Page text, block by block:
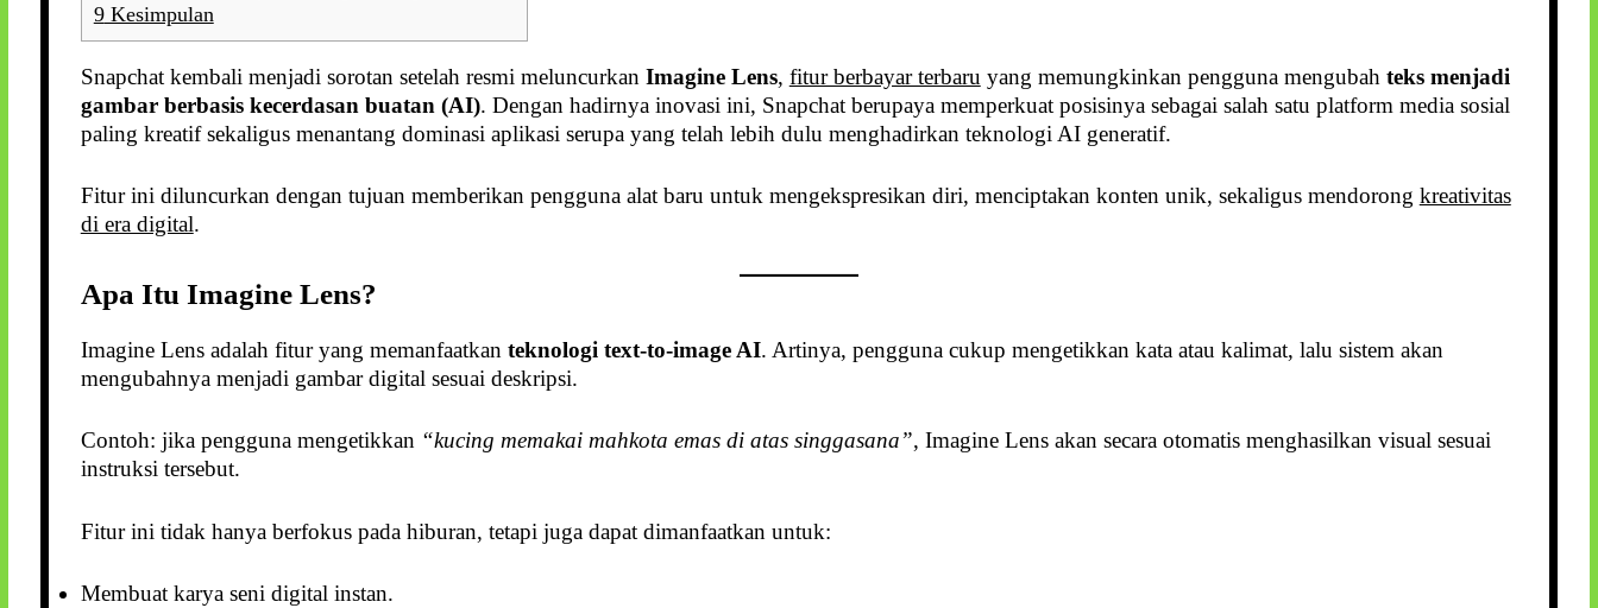
9Kesimpulan
Snapchat kembali menjadi sorotan setelah resmi meluncurkan Imagine Lens, fitur berbayar terbaru yang memungkinkan pengguna mengubah teks menjadi
gambar berbasis kecerdasan buatan (AI). Dengan hadirnya inovasi ini, Snapchat berupaya memperkuat posisinya sebagai salah satu platform media sosial
paling kreatif sekaligus menantang dominasi aplikasi serupa yang telah lebih dulu menghadirkan teknologi AI generatif.
Fitur ini diluncurkan dengan tujuan memberikan pengguna alat baru untuk mengekspresikan diri, menciptakan konten unik, sekaligus mendorong kreativitas
di era digital.
Apa Itu Imagine Lens?
Imagine Lens adalah fitur yang memanfaatkan teknologi text-to-image AI. Artinya, pengguna cukup mengetikkan kata atau kalimat, lalu sistem akan
mengubahnya menjadi gambar digital sesuai deskripsi.
Contoh: jika pengguna mengetikkan “kucing memakai mahkota emas di atas singgasana”, Imagine Lens akan secara otomatis menghasilkan visual sesuai
instruksi tersebut.
Fitur ini tidak hanya berfokus pada hiburan, tetapi juga dapat dimanfaatkan untuk:
Membuat karya seni digital instan.